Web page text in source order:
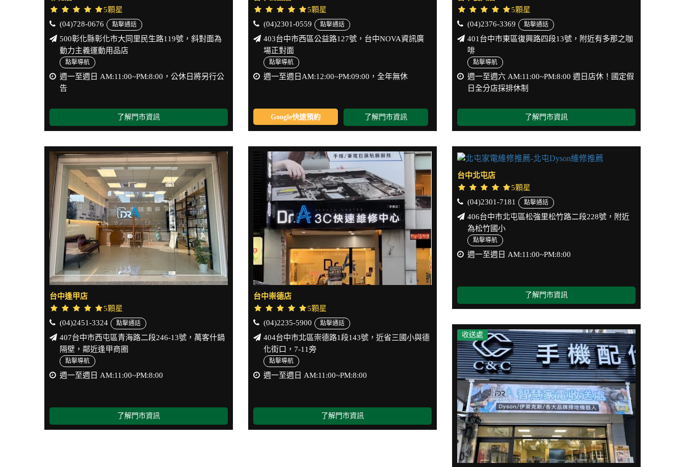
5顆星
(04)728-0676
點擊通話
500彰化縣彰化市大同里民生路119號，斜對面為
動力主義運動用品店
點擊導航
週一至週日 AM:11:00~PM:8:00，公休日將另行公
告
了解門市資訊
5顆星
(04)2301-0559
點擊通話
403台中市西區公益路127號，台中NOVA資訊廣
場正對面
點擊導航
週一至週日AM:12:00~PM:09:00，全年無休
Google快速預約 了解門市資訊
5顆星
(04)2376-3369
點擊通話
401台中市東區復興路四段13號，附近有多那之咖
啡
點擊導航
週一至週六 AM:11:00~PM:8:00 週日店休！國定假
日全分店採排休制
了解門市資訊
台中逢甲店
5顆星
(04)2451-3324
點擊通話
407台中市西屯區青海路二段246-13號，萬客什鍋
隔壁，鄰近逢甲商圈
點擊導航
週一至週日 AM:11:00~PM:8:00
了解門市資訊
台中崇德店
5顆星
(04)2235-5900
點擊通話
404台中市北區崇德路1段143號，近省三國小與德
化街口，7-11旁
點擊導航
週一至週日 AM:11:00~PM:8:00
了解門市資訊
台中北屯店
5顆星
(04)2301-7181
點擊通話
406台中市北屯區松強里松竹路二段228號，附近
為松竹國小
點擊導航
週一至週日 AM:11:00~PM:8:00
了解門市資訊
收送處